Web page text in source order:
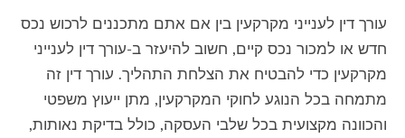
עורך דין לענייני מקרקעין בין אם אתם מתכננים לרכוש נכס
חדש או למכור נכס קיים, חשוב להיעזר ב-עורך דין לענייני
מקרקעין כדי להבטיח את הצלחת התהליך. עורך דין זה
מתמחה בכל הנוגע לחוקי המקרקעין, מתן ייעוץ משפטי
והכוונה מקצועית בכל שלבי העסקה, כולל בדיקת נאותות,